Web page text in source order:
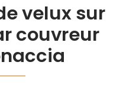
velux sur
couvreur